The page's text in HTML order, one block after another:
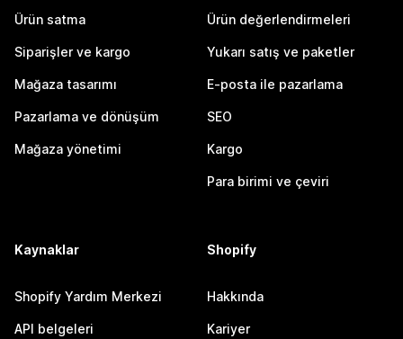
Ürün satma
Siparişler ve kargo
Mağaza tasarımı
Pazarlama ve dönüşüm
Mağaza yönetimi
Ürün değerlendirmeleri
Yukarı satış ve paketler
E-posta ile pazarlama
SEO
Kargo
Para birimi ve çeviri
Kaynaklar
Shopify Yardım Merkezi
API belgeleri
Shopify
Hakkında
Kariyer